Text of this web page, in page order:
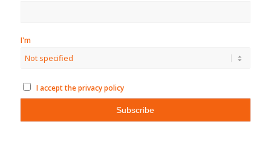
I'm
I accept the privacy policy